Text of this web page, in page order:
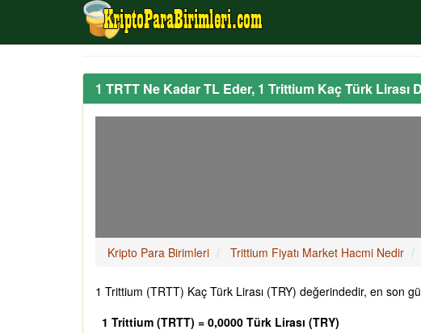
1 TRTT Ne Kadar TL Eder, 1 Trittium Kaç Türk Lirası
Kripto Para Birimleri Trittium Fiyatı Market Hacmi Nedir
1 Trittium (TRTT) Kaç Türk Lirası (TRY) değerindedir, en son
1 Trittium (TRTT) = 0,0000 Türk Lirası (TRY)